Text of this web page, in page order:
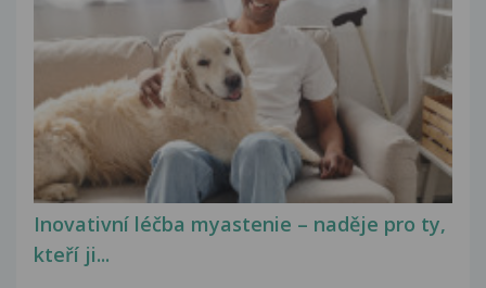
Inovativní léčba myastenie – naděje pro ty,
kteří ji...